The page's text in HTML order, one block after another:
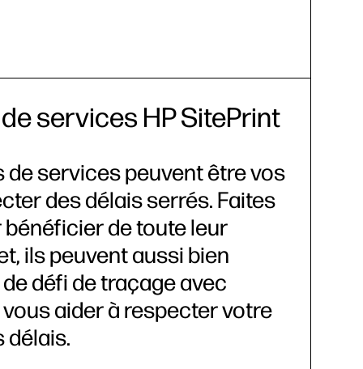
services HP SitePrint
de services peuvent être vos
des délais serrés. Faites
bénéficier de toute leur
ils peuvent aussi bien
défi de traçage avec
aider à respecter votre
délais.